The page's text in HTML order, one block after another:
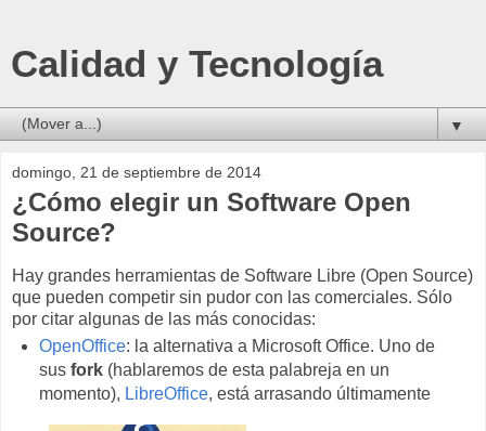
Calidad y Tecnología
▼
domingo, 21 de septiembre de 2014
¿Cómo elegir un Software Open
Source?
Hay grandes herramientas de Software Libre (Open Source)
que pueden competir sin pudor con las comerciales. Sólo
por citar algunas de las más conocidas:
OpenOffice: la alternativa a Microsoft Office. Uno de
sus fork (hablaremos de esta palabreja en un
momento), LibreOffice, está arrasando últimamente